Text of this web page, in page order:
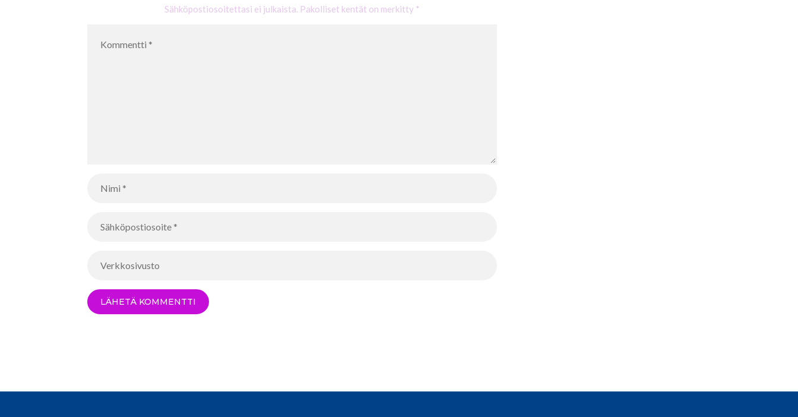
Sähköpostiosoitettasi ei julkaista. Pakolliset kentät on merkitty *